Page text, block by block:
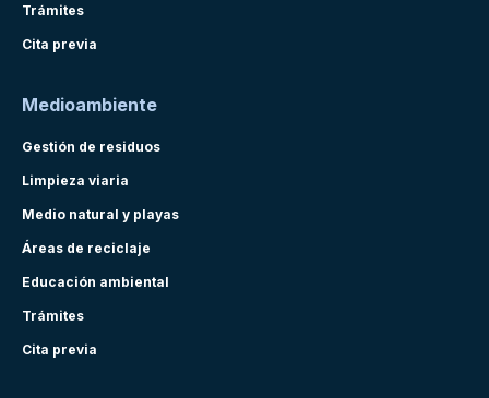
Trámites
Cita previa
Medioambiente
Gestión de residuos
Limpieza viaria
Medio natural y playas
Áreas de reciclaje
Educación ambiental
Trámites
Cita previa